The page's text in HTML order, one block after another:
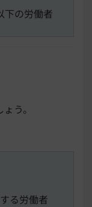
下の労働者
う。
る労働者